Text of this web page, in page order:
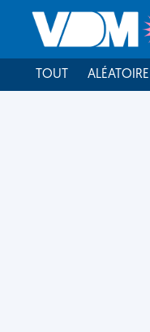
TOUT ALÉATOIRE